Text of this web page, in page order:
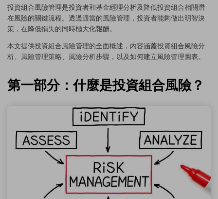
投資組合風險管理是投資者和基金經理分析及降低投資組合相關潛
在風險的關鍵流程。透過適當的風險管理，投資者能夠做出明智決
策，在降低損失的同時極大化報酬。
本文提供投資組合風險管理的全面概述，內容涵蓋投資組合風險分
析、風險管理策略、風險分析步驟，以及如何建立風險管理圖表。
第一部分：什麼是投資組合風險？